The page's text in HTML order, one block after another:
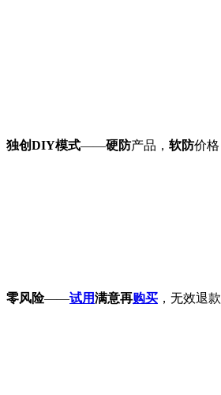
独创DIY模式——硬防产品， 软防价格
零风险——试用满意再购买 ，无效退款